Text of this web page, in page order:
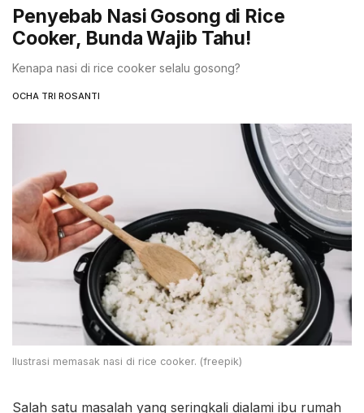
Penyebab Nasi Gosong di Rice
Cooker, Bunda Wajib Tahu!
Kenapa nasi di rice cooker selalu gosong?
OCHA TRI ROSANTI
Ilustrasi memasak nasi di rice cooker. (freepik)
Salah satu masalah yang seringkali dialami ibu rumah